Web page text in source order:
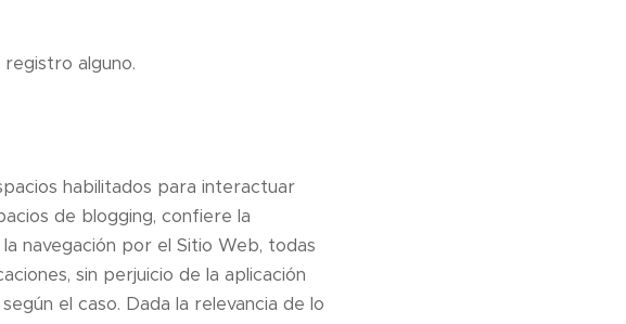
alguno.
habilitados para interactuar
de blogging, confiere la
navegación por el Sitio Web, todas
sin perjuicio de la aplicación
el caso. Dada la relevancia de lo